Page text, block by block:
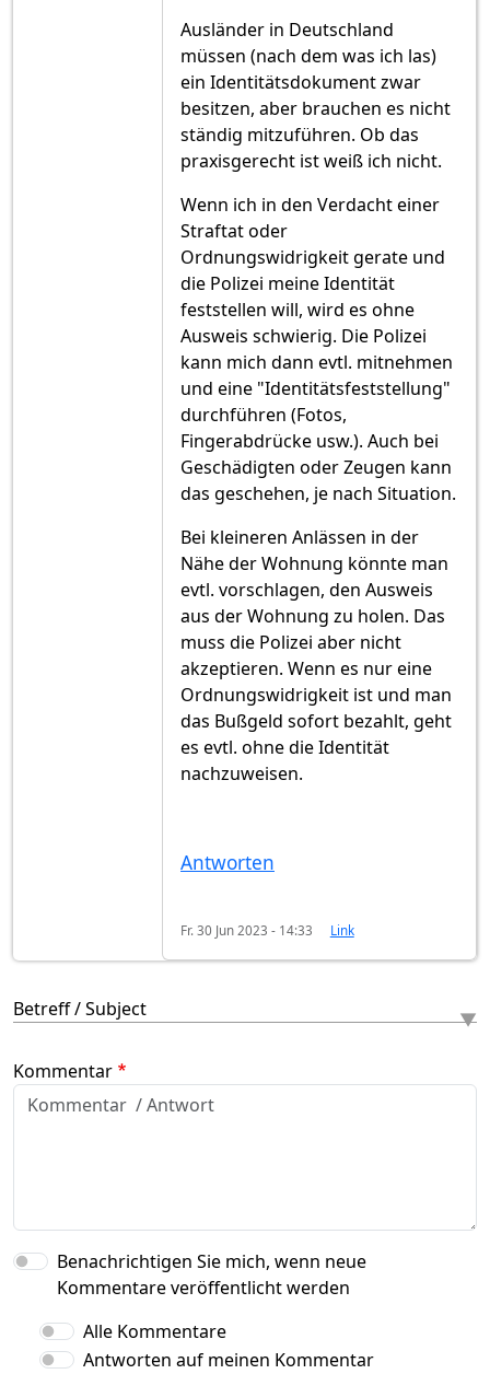
Ausländer in Deutschland
müssen (nach dem was ich las)
ein Identitätsdokument zwar
besitzen, aber brauchen es nicht
ständig mitzuführen. Ob das
praxisgerecht ist weiß ich nicht.
Wenn ich in den Verdacht einer
Straftat oder
Ordnungswidrigkeit gerate und
die Polizei meine Identität
feststellen will, wird es ohne
Ausweis schwierig. Die Polizei
kann mich dann evtl. mitnehmen
und eine "Identitätsfeststellung"
durchführen (Fotos,
Fingerabdrücke usw.). Auch bei
Geschädigten oder Zeugen kann
das geschehen, je nach Situation.
Bei kleineren Anlässen in der
Nähe der Wohnung könnte man
evtl. vorschlagen, den Ausweis
aus der Wohnung zu holen. Das
muss die Polizei aber nicht
akzeptieren. Wenn es nur eine
Ordnungswidrigkeit ist und man
das Bußgeld sofort bezahlt, geht
es evtl. ohne die Identität
nachzuweisen.
Antworten
Fr. 30 Jun 2023 - 14:33 Link
Betreff / Subject
Kommentar
Benachrichtigen Sie mich, wenn neue
Kommentare veröffentlicht werden
Alle Kommentare
Antworten auf meinen Kommentar